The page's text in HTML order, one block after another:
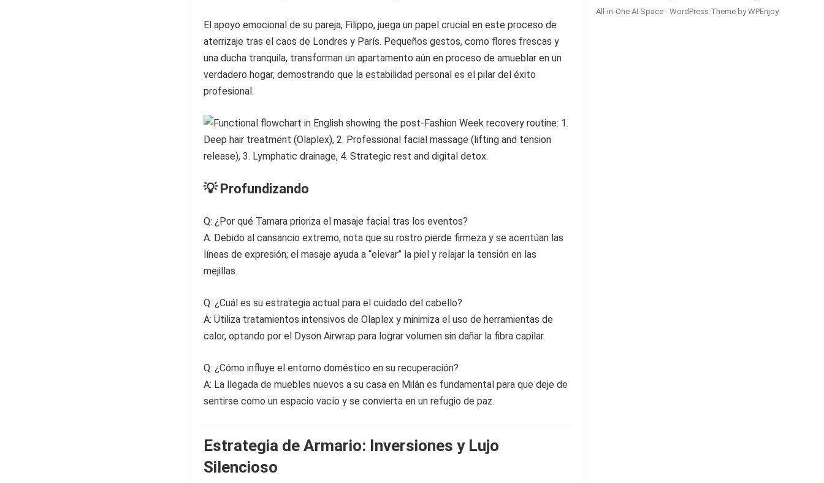
El apoyo emocional de su pareja, Filippo, juega un papel crucial en este proceso de
aterrizaje tras el caos de Londres y París. Pequeños gestos, como flores frescas y
una ducha tranquila, transforman un apartamento aún en proceso de amueblar en un
verdadero hogar, demostrando que la estabilidad personal es el pilar del éxito
profesional.
💡 Profundizando
Q: ¿Por qué Tamara prioriza el masaje facial tras los eventos?
A: Debido al cansancio extremo, nota que su rostro pierde firmeza y se acentúan las
líneas de expresión; el masaje ayuda a “elevar” la piel y relajar la tensión en las
mejillas.
Q: ¿Cuál es su estrategia actual para el cuidado del cabello?
A: Utiliza tratamientos intensivos de Olaplex y minimiza el uso de herramientas de
calor, optando por el Dyson Airwrap para lograr volumen sin dañar la fibra capilar.
Q: ¿Cómo influye el entorno doméstico en su recuperación?
A: La llegada de muebles nuevos a su casa en Milán es fundamental para que deje de
sentirse como un espacio vacío y se convierta en un refugio de paz.
Estrategia de Armario: Inversiones y Lujo
Silencioso
All-in-One AI Space - WordPress Theme byWPEnjoy